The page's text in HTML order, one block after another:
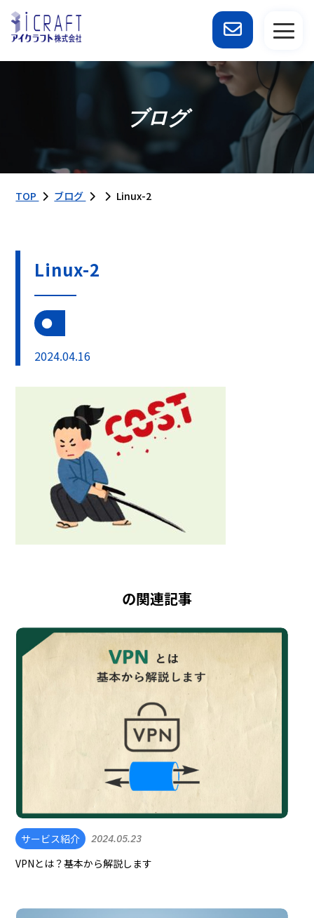
ブログ
TOP ブログ Linux-2
Linux-2
2024.04.16
の関連記事
サービス紹介 2024.05.23
VPNとは？基本から解説します